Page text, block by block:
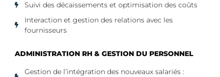
Suivi des décaissements et optimisation des coûts
Interaction et gestion des relations avec les
fournisseurs
ADMINISTRATION RH & GESTION DU PERSONNEL
Gestion de l’intégration des nouveaux salariés :